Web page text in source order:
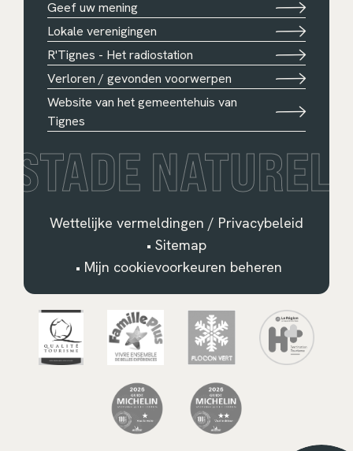
Geef uw mening
Lokale verenigingen
R'Tignes - Het radiostation
Verloren / gevonden voorwerpen
Website van het gemeentehuis van
Tignes
STADE NATUREL
Wettelijke vermeldingen / Privacybeleid
• Sitemap
• Mijn cookievoorkeuren beheren